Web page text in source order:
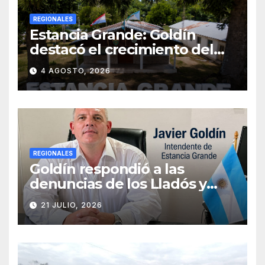
REGIONALES
Estancia Grande: Goldín
destacó el crecimiento del
municipio, anunció nuevas
obras y defendió su gestión
frente a las críticas
4 AGOSTO, 2026
REGIONALES
Goldín respondió a las
denuncias de los Lladós y
defendió la transparencia de
su gestión
21 JULIO, 2026